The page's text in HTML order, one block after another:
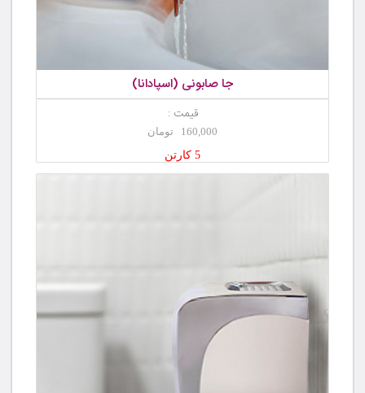
جا صابونی (اسپادانا)
قیمت :
160,000 تومان
5 کارتن